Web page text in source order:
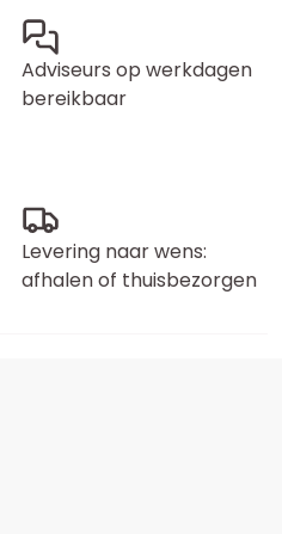
Adviseurs op werkdagen
bereikbaar
Levering naar wens:
afhalen of thuisbezorgen